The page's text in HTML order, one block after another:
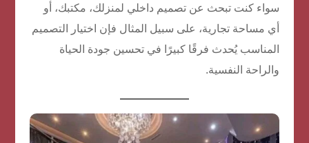
سواء كنت تبحث عن تصميم داخلي لمنزلك، مكتبك، أو
أي مساحة تجارية، على سبيل المثال فإن اختيار التصميم
المناسب يُحدث فرقًا كبيرًا في تحسين جودة الحياة
والراحة النفسية.